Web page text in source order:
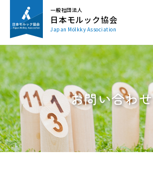
一般社団法人
日本モルック協会
Japan Mölkky Association
お問い合わせ